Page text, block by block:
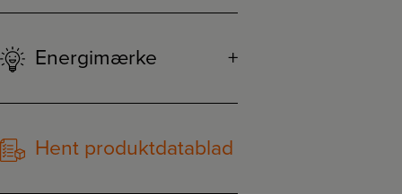
Energimærke
Hent produktdatablad